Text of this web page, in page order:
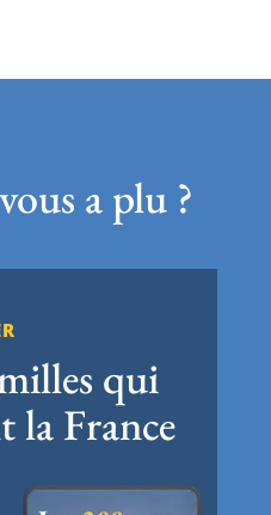
a plu ?
qui
la France